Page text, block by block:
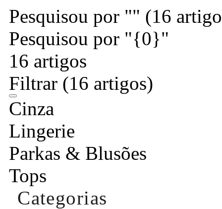
Pesquisou por "" (16
Pesquisou por "{0}"
16 artigos
Filtrar (16 artigos)
Cinza
Lingerie
Parkas & Blusões
Tops
Categorias